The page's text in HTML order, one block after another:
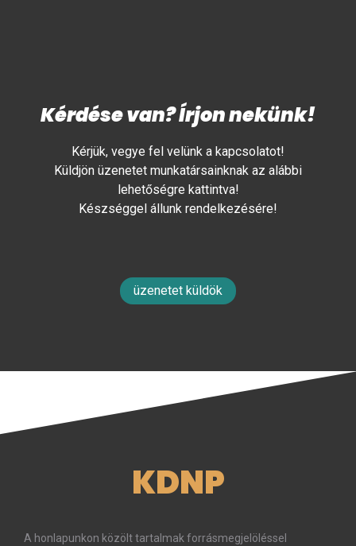
Kérdése van? Írjon nekünk!
Kérjük, vegye fel velünk a kapcsolatot!
Küldjön üzenetet munkatársainknak az alábbi
lehetőségre kattintva!
Készséggel állunk rendelkezésére!
üzenetet küldök
KDNP
A honlapunkon közölt tartalmak forrásmegjelöléssel